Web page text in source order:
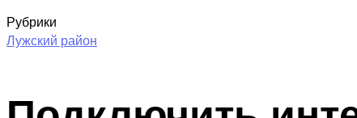
Рубрики
Лужский район